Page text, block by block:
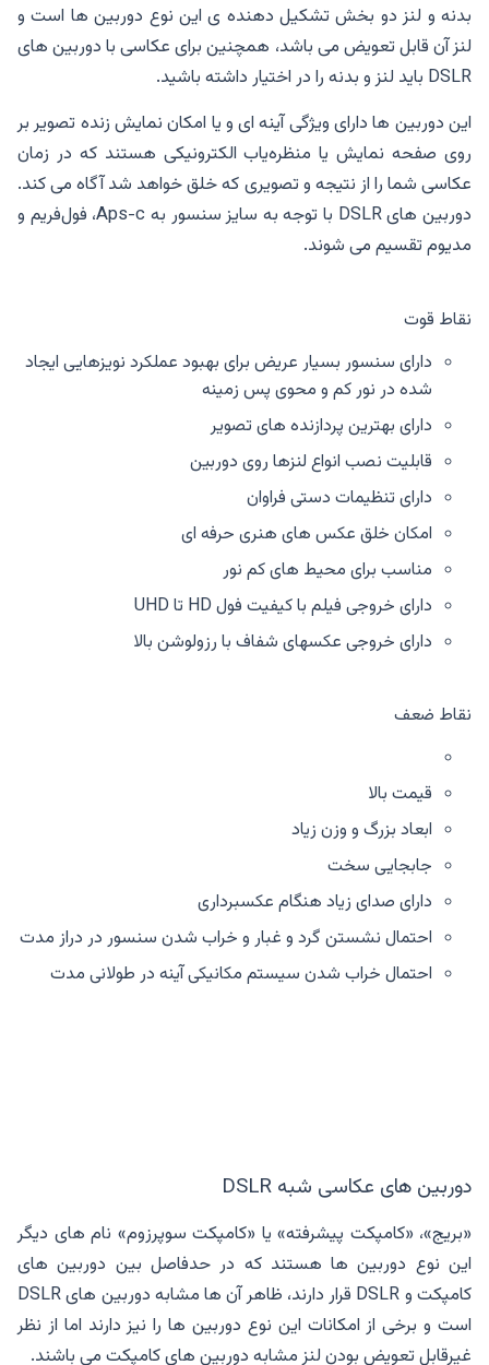
بدنه و لنز دو بخش تشکیل دهنده ی این نوع دوربین ها است و
لنز آن قابل تعویض می باشد، همچنین برای عکاسی با دوربین های
DSLR باید لنز و بدنه را در اختیار داشته باشید.
این دوربین ها دارای ویژگی آینه ای و یا امکان نمایش زنده تصویر بر
روی صفحه نمایش یا منظره‌یاب الکترونیکی هستند که در زمان
عکاسی شما را از نتیجه و تصویری که خلق خواهد شد آگاه می کند.
دوربین‌ های DSLR با توجه به سایز سنسور به Aps-c، فول‌فریم و
مدیوم تقسیم می شوند.
نقاط قوت
دارای سنسور بسیار عریض برای بهبود عملکرد نویزهایی ایجاد
شده در نور کم و محوی پس زمینه
دارای بهترین پردازنده های تصویر
قابلیت نصب انواع لنزها روی دوربین
دارای تنظیمات دستی فراوان
امکان خلق عکس های هنری حرفه ای
مناسب برای محیط های کم نور
دارای خروجی فیلم با کیفیت فول HD تا UHD
دارای خروجی عکسهای شفاف با رزولوشن بالا
نقاط ضعف
قیمت بالا
ابعاد بزرگ و وزن زیاد
جابجایی سخت
دارای صدای زیاد هنگام عکسبرداری
احتمال نشستن گرد و غبار و خراب شدن سنسور در دراز مدت
احتمال خراب شدن سیستم مکانیکی آینه در طولانی مدت
دوربین های عکاسی شبه DSLR
«بریج»، «کامپکت پیشرفته» یا «کامپکت سوپرزوم» نام های دیگر
این نوع دوربین ها هستند که در حدفاصل بین دوربین های
کامپکت و DSLR قرار دارند، ظاهر آن ها مشابه دوربین های DSLR
است و برخی از امکانات این نوع دوربین ها را نیز دارند اما از نظر
غیرقابل تعویض بودن لنز مشابه دوربین های کامپکت می باشند.